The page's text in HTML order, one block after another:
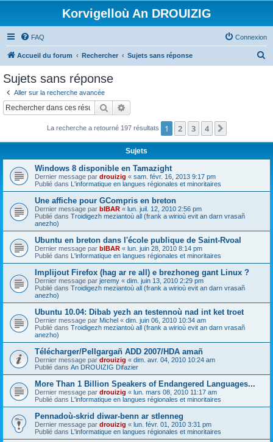
Korvigelloù An DROUIZIG
FAQ Connexion
Accueil du forum Rechercher Sujets sans réponse
c
Sujets sans réponse
Aller sur la recherche avancée
Rechercher
La recherche a retourné 197 résultats 1 2 3 4
Sujets
Windows 8 disponible en Tamazight
Dernier message par drouizig « sam. févr. 16, 2013 9:17 pm
Publié dans L'informatique en langues régionales et minoritaires
Une affiche pour GCompris en breton
Dernier message par bIBAR « lun. juil. 12, 2010 2:56 pm
Publié dans Troidigezh meziantoù all (frank a wirioù evit an darn vrasañ
anezho)
Ubuntu en breton dans l'école publique de Saint-Rvoal
Dernier message par bIBAR « lun. juin 28, 2010 8:14 pm
Publié dans L'informatique en langues régionales et minoritaires
Implijout Firefox (hag ar re all) e brezhoneg gant Linux ?
Dernier message par jeremy « dim. juin 13, 2010 2:29 pm
Publié dans Troidigezh meziantoù all (frank a wirioù evit an darn vrasañ
anezho)
Ubuntu 10.04: Dibab yezh an testennoù nad int ket troet
Dernier message par Michel « dim. juin 06, 2010 10:34 am
Publié dans Troidigezh meziantoù all (frank a wirioù evit an darn vrasañ
anezho)
Télécharger/Pellgargañ ADD 2007/HDA amañ
Dernier message par drouizig « dim. avr. 04, 2010 10:24 am
Publié dans An DROUIZIG Difazier
More Than 1 Billion Speakers of Endangered Languages...
Dernier message par drouizig « lun. mars 08, 2010 11:17 am
Publié dans L'informatique en langues régionales et minoritaires
Pennadoù-skrid diwar-benn ar stlenneg
Dernier message par drouizig « lun. févr. 01, 2010 3:31 pm
Publié dans L'informatique en langues régionales et minoritaires